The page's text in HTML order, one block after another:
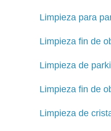
Limpieza para
Limpieza fin de
Limpieza de
Limpieza fin de
Limpieza de